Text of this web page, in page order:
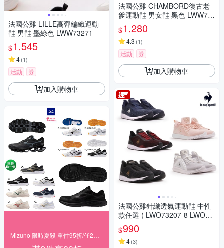
法國公雞 LILLE高彈編織運動
鞋 男鞋 墨綠色 LWW73271
$1,545
4(1)
活動 券
加入購物車
法國公雞 CHAMBORD復古老
爹運動鞋 男女鞋 黑色 LWW73
213
$1,280
4.3 (1)
活動 券
加入購物車
法國公雞針織透氣運動鞋 中性
款任選 ( LWO73207-8 LWO73
210-2)
$990
4(3)